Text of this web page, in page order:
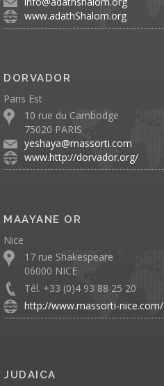
www.adathShalom.org
DORVADOR
Paris Est
10 rue du Cambodge
75020 PARIS
yeshaya@massorti.com
www.http://dorvador.org/
MAAYANE OR
Nice
17 rue Shakespeare
06000 NICE
Tél. +33 (0)4 93 88 25 20
http://www.massorti-nice.com/
JUDAICA